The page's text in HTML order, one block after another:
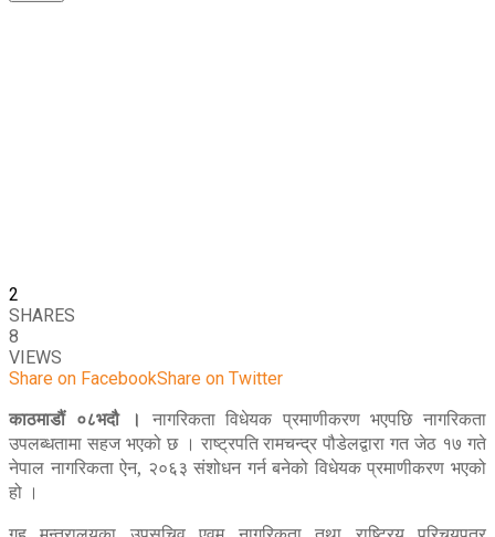
2
SHARES
8
VIEWS
Share on FacebookShare on Twitter
काठमाडौं ०८भदौ । नागरिकता विधेयक प्रमाणीकरण भएपछि नागरिकता
उपलब्धतामा सहज भएको छ । राष्ट्रपति रामचन्द्र पौडेलद्वारा गत जेठ १७ गते
नेपाल नागरिकता ऐन, २०६३ संशोधन गर्न बनेको विधेयक प्रमाणीकरण भएको
हो ।